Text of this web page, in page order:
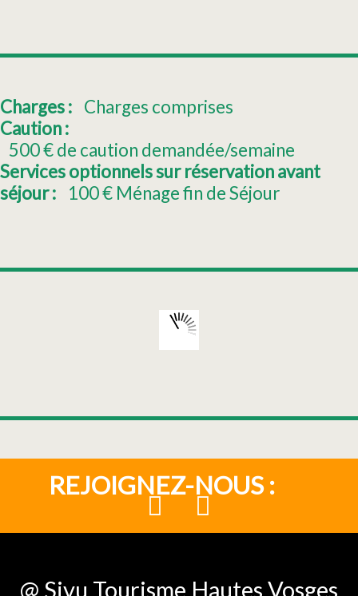
Charges : Charges comprises
Caution :
500€ de caution demandée/semaine
Services optionnels sur réservation avant
séjour :
100€ Ménage fin de Séjour
REJOIGNEZ-NOUS :
@ Sivu Tourisme Hautes Vosges